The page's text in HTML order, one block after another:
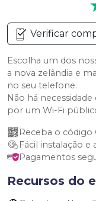
Verificar
Escolha um dos
a nova zelândia e
no seu telefone.
Não há
por um Wi-Fi
Receba o
Fácil instalação e
Pagamentos
Recursos do